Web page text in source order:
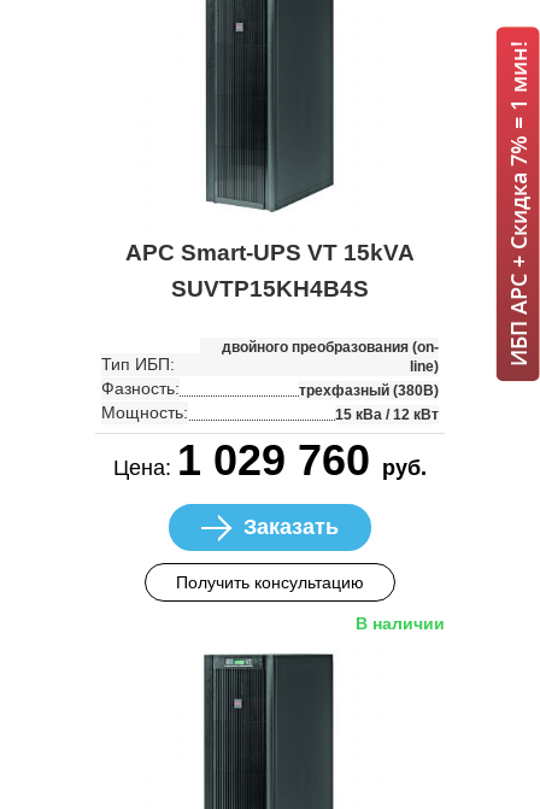
APC Smart-UPS VT 15kVA
SUVTP15KH4B4S
Тип ИБП:
двойного преобразования (on-
line)
Фазность: трехфазный (380В)
Мощность: 15 кВа / 12 кВт
Цена: 1 029 760 руб.
Заказать
Получить консультацию
В наличии
ИБП APC + Скидка 7% = 1 мин!